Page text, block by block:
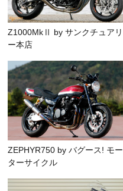
Z1000MkⅡ by サンクチュアリ
ー本店
ZEPHYR750 by バグース! モー
ターサイクル